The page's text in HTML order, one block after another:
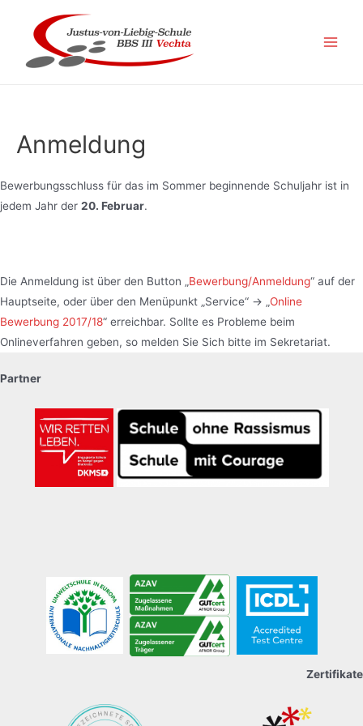
springen
Anmeldung
Bewerbungsschluss für das im Sommer beginnende Schuljahr ist in
jedem Jahr der 20. Februar.
Die Anmeldung ist über den Button „Bewerbung/Anmeldung“ auf der
Hauptseite, oder über den Menüpunkt „Service“ -> „Online
Bewerbung 2017/18“ erreichbar. Sollte es Probleme beim
Onlineverfahren geben, so melden Sie Sich bitte im Sekretariat.
Partner
Zertifikate